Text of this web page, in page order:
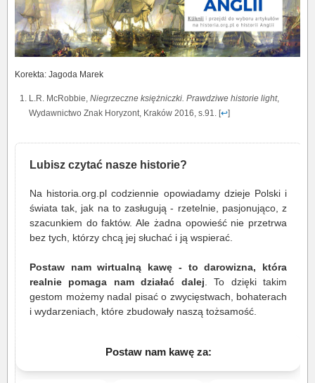
Korekta: Jagoda Marek
L.R. McRobbie, Niegrzeczne księżniczki. Prawdziwe historie light,
Wydawnictwo Znak Horyzont, Kraków 2016, s.91. [↩]
Lubisz czytać nasze historie?
Na historia.org.pl codziennie opowiadamy dzieje Polski i
świata tak, jak na to zasługują - rzetelnie, pasjonująco, z
szacunkiem do faktów. Ale żadna opowieść nie przetrwa
bez tych, którzy chcą jej słuchać i ją wspierać.
Postaw nam wirtualną kawę - to darowizna, która
realnie pomaga nam działać dalej . To dzięki takim
gestom możemy nadal pisać o zwycięstwach, bohaterach
i wydarzeniach, które zbudowały naszą tożsamość.
Postaw nam kawę za: